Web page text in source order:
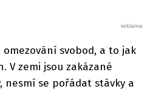
svobod, a to jak
V zemi jsou zakázané
nesmí se pořádat stávky a